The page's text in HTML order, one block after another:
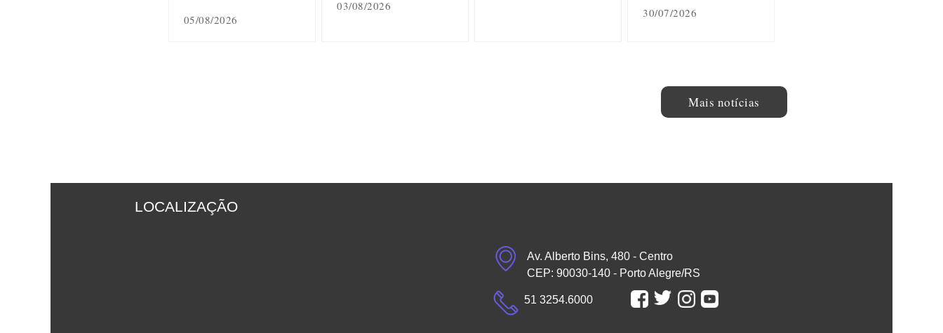
05/08/2026
03/08/2026 30/07/2026
Mais notícias
LOCALIZAÇÃO
Av. Alberto Bins, 480 - Centro
CEP: 90030-140 - Porto Alegre/RS
51 3254.6000